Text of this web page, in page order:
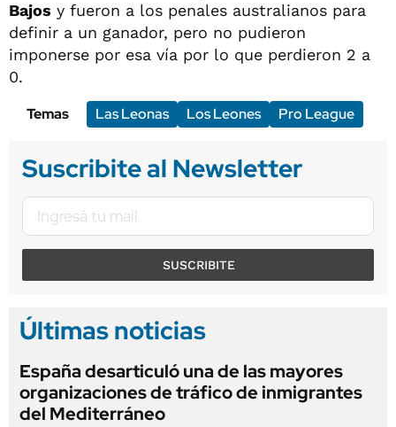
Bajos y fueron a los penales australianos para
definir a un ganador, pero no pudieron
imponerse por esa vía por lo que perdieron 2 a
0.
Temas
Las Leonas Los Leones Pro League
Suscribite al Newsletter
SUSCRIBITE
Últimas noticias
España desarticuló una de las mayores
organizaciones de tráfico de inmigrantes
del Mediterráneo